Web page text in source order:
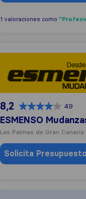
1 valoraciones como
8,2 49
ESMENSO
Las Palmas de Gran Canaria
Solicita